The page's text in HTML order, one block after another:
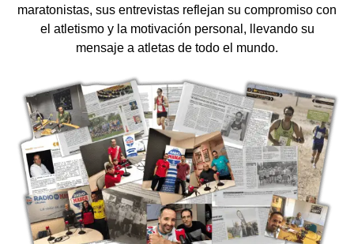
maratonistas, sus entrevistas reflejan su compromiso con
el atletismo y la motivación personal, llevando su
mensaje a atletas de todo el mundo.